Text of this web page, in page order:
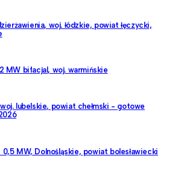
woj. łódzkie, powiat łęczycki,
MW bifacjal, woj. warmińskie
lubelskie, powiat chełmski - gotowe
MW, Dolnośląskie, powiat bolesławiecki